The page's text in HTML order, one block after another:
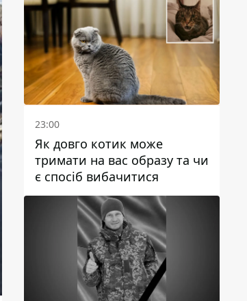
23:00
Як довго котик може
тримати на вас образу та чи
є спосіб вибачитися